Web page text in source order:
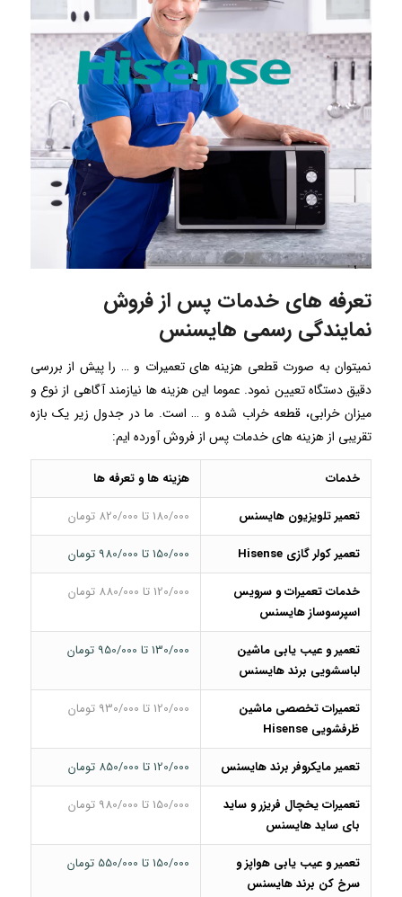
تعرفه های خدمات پس از فروش
نمایندگی رسمی هایسنس
نمیتوان به صورت قطعی هزینه های تعمیرات و … را پیش از بررسی
دقیق دستگاه تعیین نمود. عموما این هزینه ها نیازمند آگاهی از نوع و
میزان خرابی، قطعه خراب شده و … است. ما در جدول زیر یک بازه
تقریبی از هزینه های خدمات پس از فروش آورده ایم:
خدمات
هزینه ها و تعرفه ها
تعمیر تلویزیون هایسنس
180/000 تا 820/000 تومان
تعمیر کولر گازی Hisense
150/000 تا 980/000 تومان
خدمات تعمیرات و سرویس
اسپرسوساز هایسنس
120/000 تا 880/000 تومان
تعمیر و عیب یابی ماشین
لباسشویی برند هایسنس
130/000 تا 950/000 تومان
تعمیرات تخصصی ماشین
ظرفشویی Hisense
120/000 تا 930/000 تومان
تعمیر مایکروفر برند هایسنس
120/000 تا 850/000 تومان
تعمیرات یخچال فریزر و ساید
بای ساید هایسنس
150/000 تا 980/000 تومان
تعمیر و عیب یابی هواپز و
سرخ کن برند هایسنس
150/000 تا 550/000 تومان